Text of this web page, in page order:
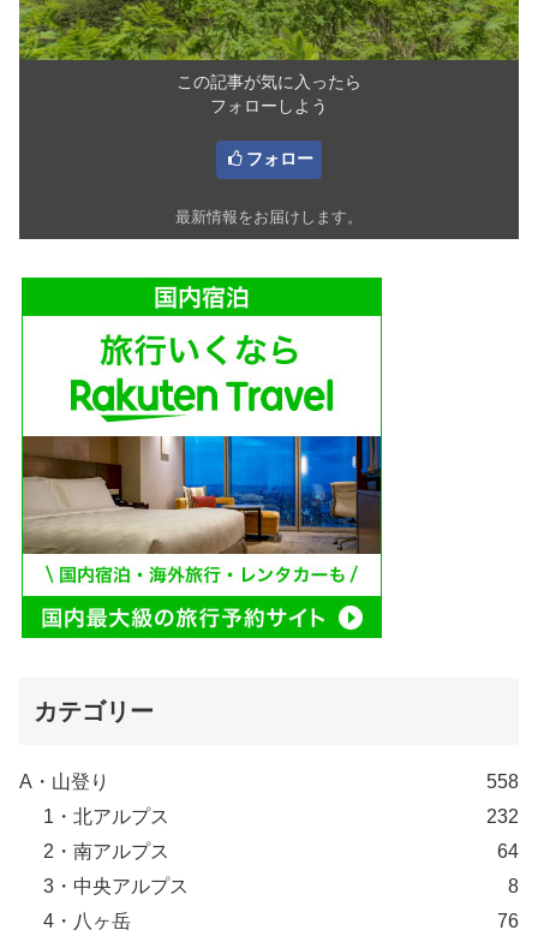
この記事が気に入ったら
フォローしよう
フォロー
最新情報をお届けします。
カテゴリー
A・山登り
558
1・北アルプス
232
2・南アルプス
64
3・中央アルプス
8
4・八ヶ岳
76